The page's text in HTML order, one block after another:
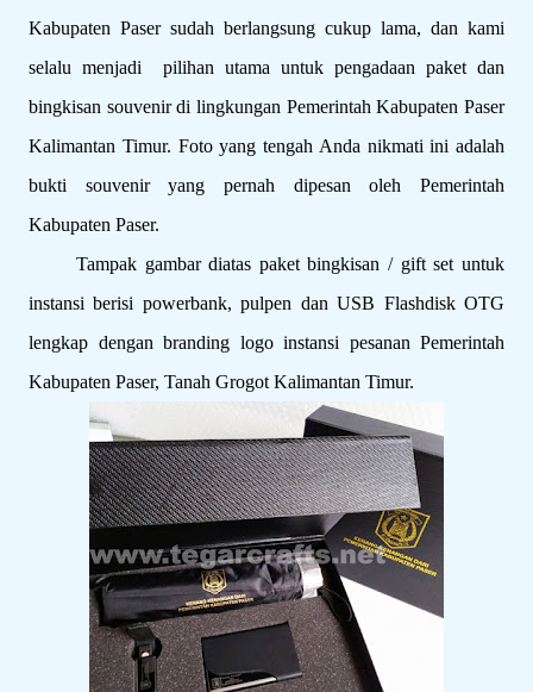
Kabupaten Paser sudah berlangsung cukup lama, dan kami
selalu menjadi pilihan utama untuk pengadaan paket dan
bingkisan souvenir di lingkungan Pemerintah Kabupaten Paser
Kalimantan Timur. Foto yang tengah Anda nikmati ini adalah
bukti souvenir yang pernah dipesan oleh Pemerintah
Kabupaten Paser.
Tampak gambar diatas paket bingkisan / gift set untuk
instansi berisi powerbank, pulpen dan USB Flashdisk OTG
lengkap dengan branding logo instansi pesanan Pemerintah
Kabupaten Paser, Tanah Grogot Kalimantan Timur.